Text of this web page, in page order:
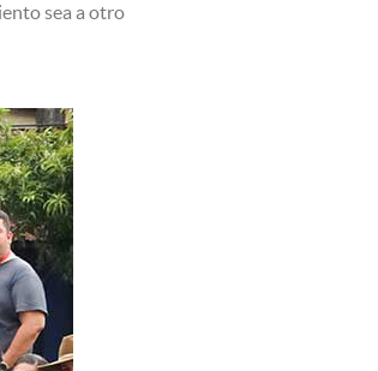
sea a otro